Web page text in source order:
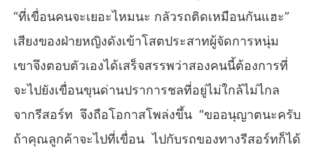
“ที่เขื่อนคนจะเยอะไหมนะ กลัวรถติดเหมือนกันแฮะ”
เสียงของฝ่ายหญิงดังเข้าโสตประสาทผู้จัดการหนุ่ม
เขาจึงตอบตัวเองได้เสร็จสรรพว่าสองคนนี้ต้องการที่
จะไปยังเขื่อนขุนด่านปราการชลที่อยู่ไม่ใกล้ไม่ไกล
จากรีสอร์ท จึงถือโอกาสโพล่งขึ้น “ขออนุญาตนะครับ
ถ้าคุณลูกค้าจะไปที่เขื่อน ไปกับรถของทางรีสอร์ทก็ได้